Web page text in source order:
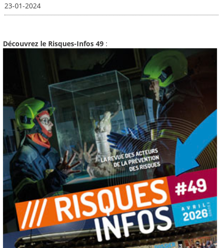
23-01-2024
Découvrez le Risques-Infos 49 :